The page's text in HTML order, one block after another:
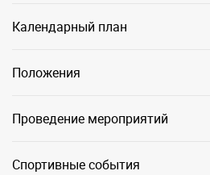
Календарный план
Положения
Проведение мероприятий
Спортивные события